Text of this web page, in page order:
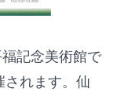
記念美術館で
れます。仙